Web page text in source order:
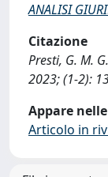
ANALISI
Citazione
Presti, G. M.
2023; (1-2):
Appare
Articolo in